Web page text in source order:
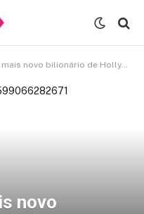
novo bilionário de Hollywood
novo